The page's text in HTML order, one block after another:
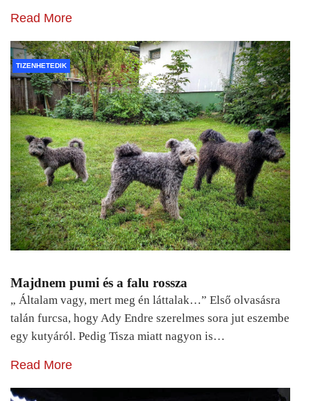
Read More
TIZENHETEDIK
Majdnem pumi és a falu rossza
„ Általam vagy, mert meg én láttalak…” Első olvasásra
talán furcsa, hogy Ady Endre szerelmes sora jut eszembe
egy kutyáról. Pedig Tisza miatt nagyon is…
Read More